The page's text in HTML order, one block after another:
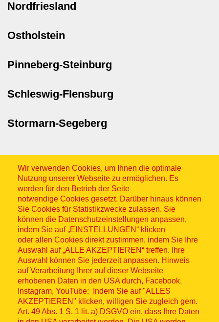
Nordfriesland
Ostholstein
Pinneberg-Steinburg
Schleswig-Flensburg
Stormarn-Segeberg
Wir verwenden Cookies, um Ihnen die optimale
Nutzung unserer Webseite zu ermöglichen. Es
werden für den Betrieb der Seite
notwendige Cookies gesetzt. Darüber hinaus können
Sie Cookies für Statistikzwecke zulassen. Sie
können die Datenschutzeinstellungen anpassen,
indem Sie auf „EINSTELLUNGEN“ klicken
oder allen Cookies direkt zustimmen, indem Sie Ihre
Auswahl auf „ALLE AKZEPTIEREN“ treffen. Ihre
Auswahl können Sie jederzeit anpassen. Hinweis
auf Verarbeitung Ihrer auf dieser Webseite
erhobenen Daten in den USA durch, Facebook,
Instagram, YouTube: Indem Sie auf "ALLES
AKZEPTIEREN" klicken, willigen Sie zugleich gem.
Art. 49 Abs. 1 S. 1 lit. a) DSGVO ein, dass Ihre Daten
Sitemap
© ASB 2026
Fußzeilenmenü
Impressum
Datenschutz